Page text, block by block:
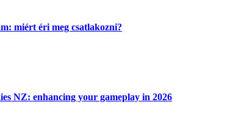
miért éri meg csatlakozni?
NZ: enhancing your gameplay in 2026